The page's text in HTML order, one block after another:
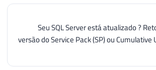
Seu SQL Server está atualizado ?
versão do Service Pack (SP) ou Cumulative